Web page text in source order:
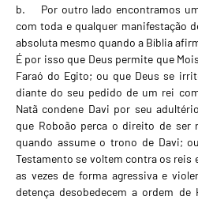
b. Por outro lado encontramos
com toda e qualquer manifestação
absoluta mesmo quando a Bíblia
É por isso que Deus permite que
Faraó do Egito; ou que Deus se
diante do seu pedido de um rei
Natã condene Davi por seu
que Roboão perca o direito de
quando assume o trono de Davi;
Testamento se voltem contra os reis
as vezes de forma agressiva e
detença desobedecem a ordem